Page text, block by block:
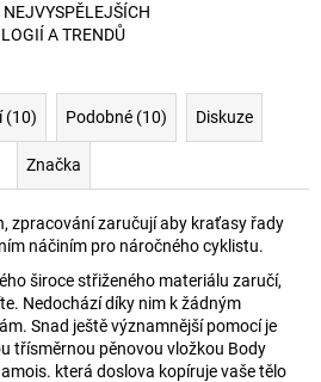
A TRENDŮ
(10) Podobné (10) Diskuze
Značka
zpracování zaručují aby kraťasy řady
náčiním pro náročného cyklistu.
široce střiženého materiálu zaručí,
Nedochází díky nim k žádným
Snad ještě významnější pomocí je
třísměrnou pěnovou vložkou Body
která doslova kopíruje vaše tělo